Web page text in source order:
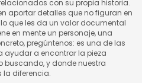
con su propia historia.
aportar detalles que no figuran en
que les da un valor documental
en mente un personaje, una
pregúntenos: es una de las
a encontrar la pieza
buscando, y donde nuestra
la diferencia.